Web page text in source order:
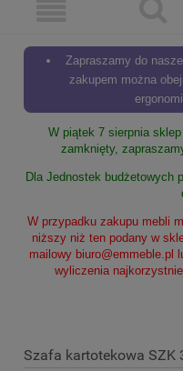
Zapraszamy do
zakupem można
W piątek 7 sierpnia
zamknięty,
Dla Jednostek budżetowych
W przypadku zakupu mebli
niższy niż ten podany w
mailowy biuro@emmeble.pl
wyliczenia
Szafa kartotekowa SZK